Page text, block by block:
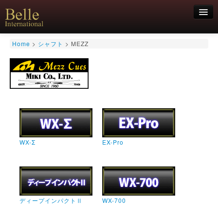
ログイン
HOME
キュー
シャフト
キューケース
アクセサリー
特価商品
お気軽にお問合せくださいませ！
Home > シャフト > MEZZ
WX-Σ EX-Pro
ディープインパクトⅡ WX-700